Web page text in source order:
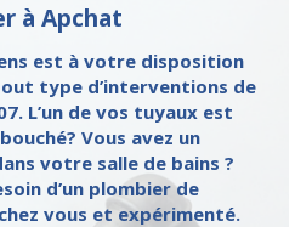
à Apchat
est à votre disposition
type d’interventions de
L’un de vos tuyaux est
Vous avez un
votre salle de bains ?
d’un plombier de
vous et expérimenté.